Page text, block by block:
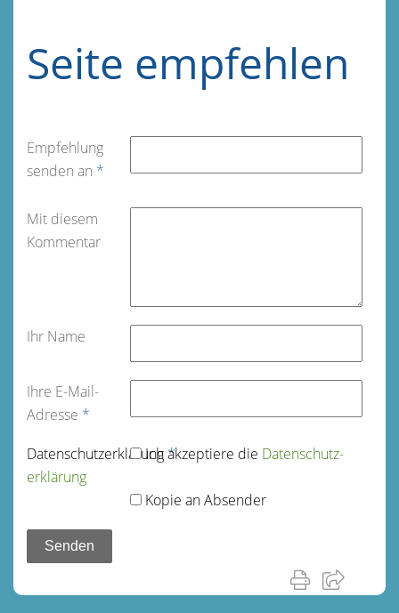
Seite empfehlen
Empfehlung
senden an *
Mit diesem
Kommentar
Ihr Name
Ihre E-Mail-
Adresse *
Datenschutz­erklärung*
Ich akzeptiere die Datenschutz­
erklärung
Kopie an Absender